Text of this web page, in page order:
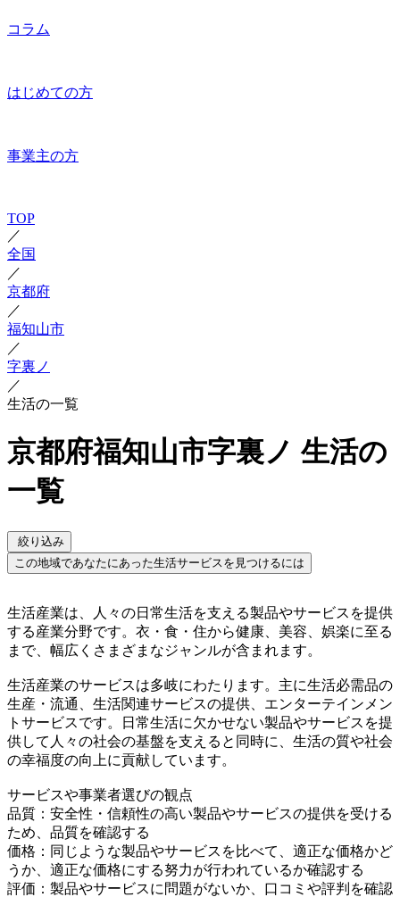
コラム
はじめての方
事業主の方
TOP
／
全国
／
京都府
／
福知山市
／
字裏ノ
／
生活の一覧
京都府福知山市字裏ノ 生活の
一覧
絞り込み
この地域であなたにあった生活サービスを見つけるには
生活産業は、人々の日常生活を支える製品やサービスを提供
する産業分野です。衣・食・住から健康、美容、娯楽に至る
まで、幅広くさまざまなジャンルが含まれます。
生活産業のサービスは多岐にわたります。主に生活必需品の
生産・流通、生活関連サービスの提供、エンターテインメン
トサービスです。日常生活に欠かせない製品やサービスを提
供して人々の社会の基盤を支えると同時に、生活の質や社会
の幸福度の向上に貢献しています。
サービスや事業者選びの観点
品質：安全性・信頼性の高い製品やサービスの提供を受ける
ため、品質を確認する
価格：同じような製品やサービスを比べて、適正な価格かど
うか、適正な価格にする努力が行われているか確認する
評価：製品やサービスに問題がないか、口コミや評判を確認